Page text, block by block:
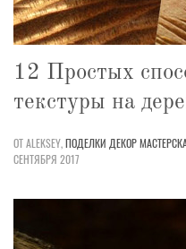
12 Простых
текстуры на
ОТ ALEKSEY,ПОДЕЛКИ ДЕКОР
СЕНТЯБРЯ 2017